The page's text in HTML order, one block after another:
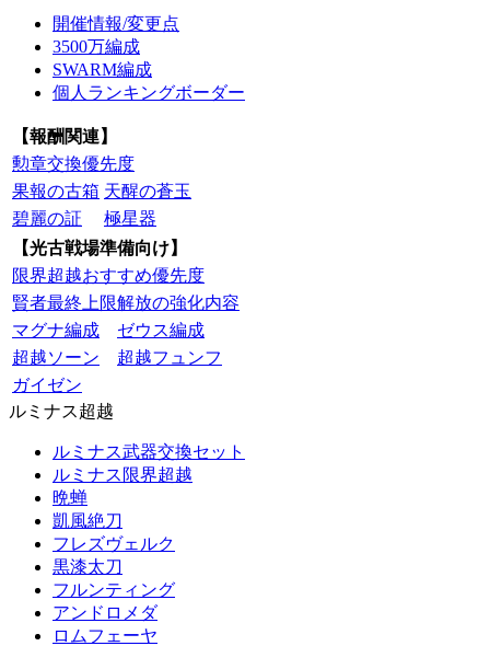
開催情報/変更点
3500万編成
SWARM編成
個人ランキングボーダー
【報酬関連】
勲章交換優先度
果報の古箱 天醒の蒼玉
碧麗の証
極星器
【光古戦場準備向け】
限界超越おすすめ優先度
賢者最終上限解放の強化内容
マグナ編成
ゼウス編成
超越ソーン
超越フュンフ
ガイゼン
ルミナス超越
ルミナス武器交換セット
ルミナス限界超越
晩蝉
凱風絶刀
フレズヴェルク
黒漆太刀
フルンティング
アンドロメダ
ロムフェーヤ